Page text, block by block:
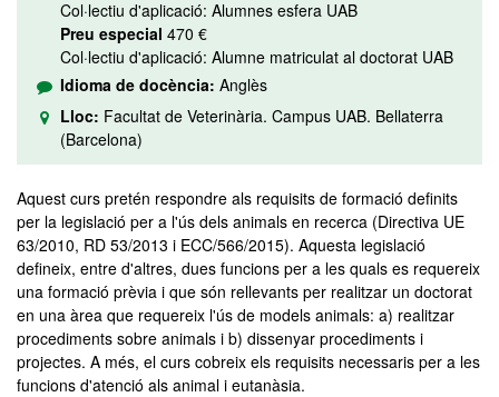
Col·lectiu d'aplicació: Alumnes esfera UAB
Preu especial 470 €
Col·lectiu d'aplicació: Alumne matriculat al doctorat UAB
Idioma de docència: Anglès
Lloc: Facultat de Veterinària. Campus UAB. Bellaterra
(Barcelona)
Aquest curs pretén respondre als requisits de formació definits
per la legislació per a l'ús dels animals en recerca (Directiva UE
63/2010, RD 53/2013 i ECC/566/2015). Aquesta legislació
defineix, entre d'altres, dues funcions per a les quals es requereix
una formació prèvia i que són rellevants per realitzar un doctorat
en una àrea que requereix l'ús de models animals: a) realitzar
procediments sobre animals i b) dissenyar procediments i
projectes. A més, el curs cobreix els requisits necessaris per a les
funcions d'atenció als animal i eutanàsia.